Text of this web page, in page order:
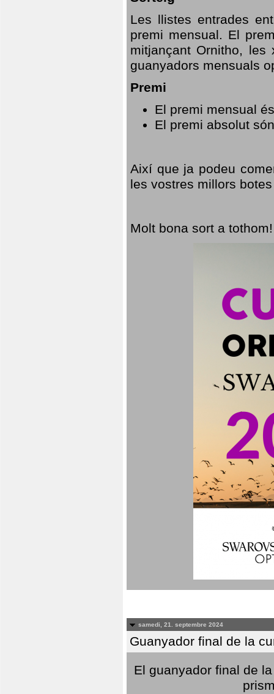
Les llistes entrades
premi mensual. El
mitjançant Ornitho,
guanyadors mensuals
Premi
El premi mensual
El premi absolut
Així que ja podeu
les vostres millors
Molt bona sort a tothom!
samedi, 21. septembre 2024
Guanyador final de la
El guanyador final de